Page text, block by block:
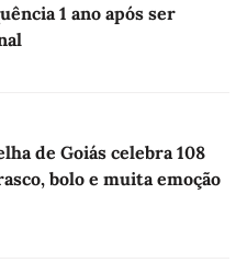
1 ano após ser
de Goiás celebra 108
bolo e muita emoção